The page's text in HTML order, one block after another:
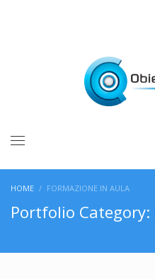
HOME FORMAZIONE IN AULA
Portfolio Category: